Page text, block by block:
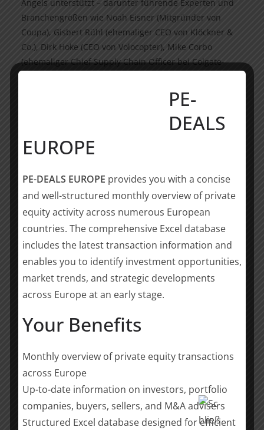
Angels unterstützt – darunter führende Experten und
Branchengrößen wie Noah Eisner (Mitgründer von
Coupa), Gisbert Rühl (ehemaliger CEO von Klöckner &
Co.), Dirk Hoke (CEO von Volocopter), Mike Corbo
(ehemaliger Chief Supply Chain Officer bei Colgate-
Google), Marcel Vollmer (ehemaliger CIO von Celonis)
und Ulrich Piepel (ehemaliger CPO bei RWE AG und
Die Commerzbank AG ist Investor bei
investiert in Start-ups im Bereich FinTech und
InsurTech in Europa, Israel und den USA.
POELLATH hat CommerzVentures umfassend rechtlich
mit folgendem Team beraten:
Dr. Michael Inhester (Partner, Federführung,
Venture Capital, München)
Dr. Leonid Guggenberger (Associate, Co-
Christine Funk (Counsel, IP/IT, Frankfurt)
Funds, Berlin)
Teilen mit:
Teilen
PE-
DEALS
EUROPE
PE-DEALS EUROPE provides you with a concise
and well-structured monthly overview of private
equity activity across numerous European
countries. The comprehensive Excel database
includes the latest transaction information and
enables you to identify investment opportunities,
market trends, and strategic developments
across Europe at an early stage.
Your Benefits
Monthly overview of private equity transactions
across Europe
Up-to-date information on investors, portfolio
companies, buyers, sellers, and M&A advisers
Structured Excel database designed for efficient